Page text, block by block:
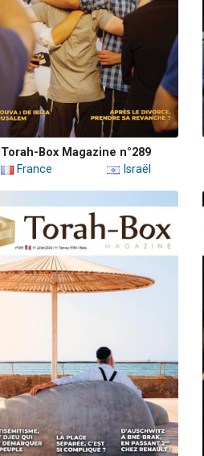
Torah-Box Magazine n°289
France
Israël